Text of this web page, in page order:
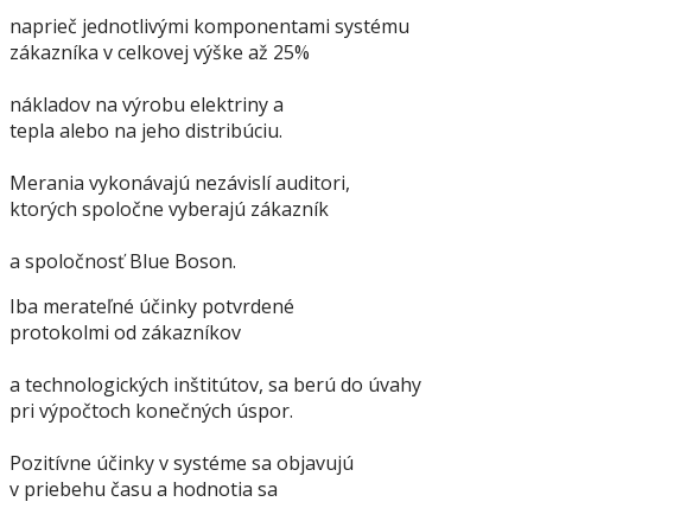
naprieč jednotlivými komponentami systému
zákazníka v celkovej výške až 25%
nákladov na výrobu elektriny a
tepla alebo na jeho distribúciu.
Merania vykonávajú nezávislí auditori,
ktorých spoločne vyberajú zákazník
a spoločnosť Blue Boson.
Iba merateľné účinky potvrdené
protokolmi od zákazníkov
a technologických inštitútov, sa berú do úvahy
pri výpočtoch konečných úspor.
Pozitívne účinky v systéme sa objavujú
v priebehu času a hodnotia sa